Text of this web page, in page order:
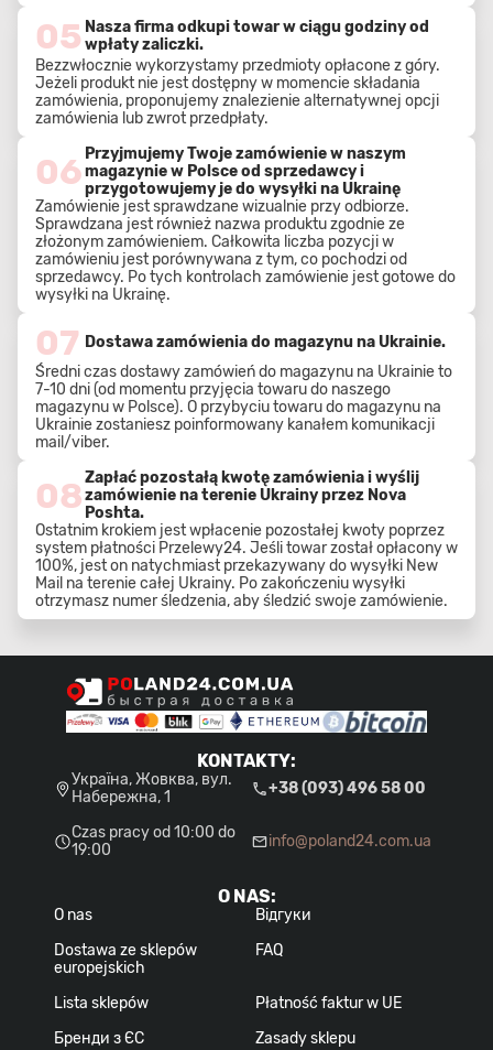
05 Nasza firma odkupi towar w ciągu godziny od
wpłaty zaliczki.
Bezzwłocznie wykorzystamy przedmioty opłacone z góry.
Jeżeli produkt nie jest dostępny w momencie składania
zamówienia, proponujemy znalezienie alternatywnej opcji
zamówienia lub zwrot przedpłaty.
06 Przyjmujemy Twoje zamówienie w naszym
magazynie w Polsce od sprzedawcy i
przygotowujemy je do wysyłki na Ukrainę
Zamówienie jest sprawdzane wizualnie przy odbiorze.
Sprawdzana jest również nazwa produktu zgodnie ze
złożonym zamówieniem. Całkowita liczba pozycji w
zamówieniu jest porównywana z tym, co pochodzi od
sprzedawcy. Po tych kontrolach zamówienie jest gotowe do
wysyłki na Ukrainę.
07 Dostawa zamówienia do magazynu na Ukrainie.
Średni czas dostawy zamówień do magazynu na Ukrainie to
7-10 dni (od momentu przyjęcia towaru do naszego
magazynu w Polsce). O przybyciu towaru do magazynu na
Ukrainie zostaniesz poinformowany kanałem komunikacji
mail/viber.
08Zapłać pozostałą kwotę zamówienia i wyślij
zamówienie na terenie Ukrainy przez Nova
Poshta.
Ostatnim krokiem jest wpłacenie pozostałej kwoty poprzez
system płatności Przelewy24. Jeśli towar został opłacony w
100%, jest on natychmiast przekazywany do wysyłki New
Mail na terenie całej Ukrainy. Po zakończeniu wysyłki
otrzymasz numer śledzenia, aby śledzić swoje zamówienie.
O NAS:
O nas
Dostawa ze sklepów
europejskich
Lista sklepów
Бренди з ЄС
Відгуки
FAQ
Płatność faktur w UE
Zasady sklepu
KONTAKTY:
Україна, Жовква, вул.
Набережна, 1
Czas pracy od 10:00 do
19:00
+38 (093) 496 58 00
info@poland24.com.ua